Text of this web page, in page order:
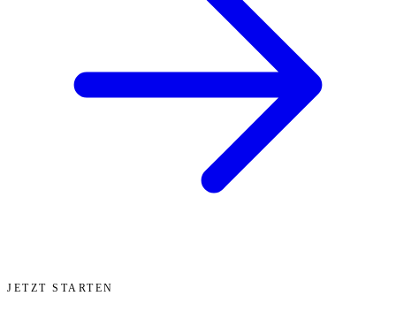
JETZT STARTEN